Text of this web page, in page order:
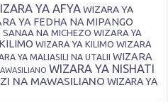
YA AFYA WIZARA YA
YA FEDHA NA MIPANGO
NA MICHEZO WIZARA YA
WIZARA YA KILIMO WIZARA
YA MALIASILI NA UTALII
WIZARA
WIZARA YA NISHATI
NA MAWASILIANO WIZARA YA